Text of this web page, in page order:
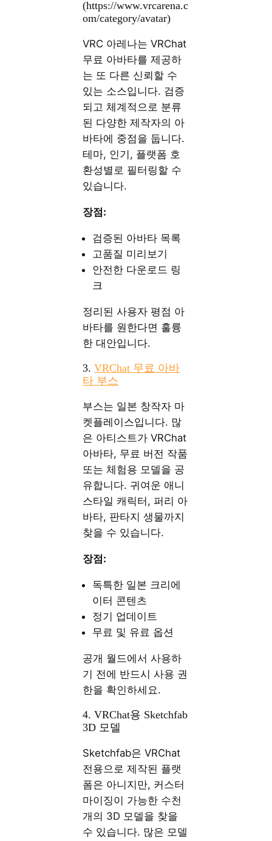
(https://www.vrcarena.c
om/category/avatar)
VRC 아레나는 VRChat
무료 아바타를 제공하
는 또 다른 신뢰할 수
있는 소스입니다. 검증
되고 체계적으로 분류
된 다양한 제작자의 아
바타에 중점을 둡니다.
테마, 인기, 플랫폼 호
환성별로 필터링할 수
있습니다.
장점:
검증된 아바타 목록
고품질 미리보기
안전한 다운로드 링
크
정리된 사용자 평점 아
바타를 원한다면 훌륭
한 대안입니다.
3.VRChat 무료 아바
타 부스
부스는 일본 창작자 마
켓플레이스입니다. 많
은 아티스트가 VRChat
아바타, 무료 버전 작품
또는 체험용 모델을 공
유합니다. 귀여운 애니
스타일 캐릭터, 퍼리 아
바타, 판타지 생물까지
찾을 수 있습니다.
장점:
독특한 일본 크리에
이터 콘텐츠
정기 업데이트
무료 및 유료 옵션
공개 월드에서 사용하
기 전에 반드시 사용 권
한을 확인하세요.
4. VRChat용 Sketchfab
3D 모델
Sketchfab은 VRChat
전용으로 제작된 플랫
폼은 아니지만, 커스터
마이징이 가능한 수천
개의 3D 모델을 찾을
수 있습니다. 많은 모델